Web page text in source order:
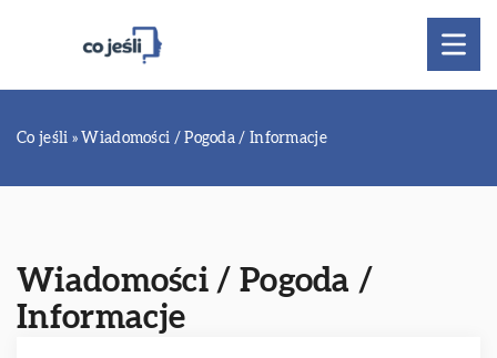
Co jeśli » Wiadomości / Pogoda / Informacje
Wiadomości / Pogoda /
Informacje